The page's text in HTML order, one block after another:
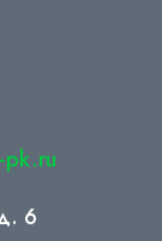
pk.ru
6